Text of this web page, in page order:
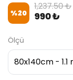
%20
1,237.50 ₺
990 ₺
Ölçü